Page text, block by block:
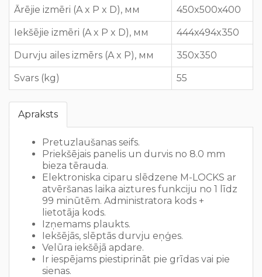
Ārējie izmēri (A x P x D), мм 450x500x400
Iekšējie izmēri (A x P x D), мм 444x494x350
Durvju ailes izmērs (A x P), мм 350x350
Svars (kg) 55
Apraksts
Pretuzlaušanas seifs.
Priekšējais panelis un durvis no 8.0 mm
bieza tērauda.
Elektroniska ciparu slēdzene M-LOCKS ar
atvēršanas laika aiztures funkciju no 1 līdz
99 minūtēm. Administratora kods +
lietotāja kods.
Izņemams plaukts.
Iekšējās, slēptās durvju eņģes.
Velūra iekšējā apdare.
Ir iespējams piestiprināt pie grīdas vai pie
sienas.